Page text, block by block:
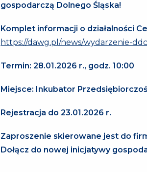
gospodarczą Dolnego Śląska!
Komplet informacji o działalności
https://dawg.pl/news/wydarzenie-
Termin: 28.01.2026 r., godz. 10:00
Miejsce: Inkubator
Rejestracja do 23.01.2026 r.
Zaproszenie skierowane jest do
Dołącz do nowej inicjatywy